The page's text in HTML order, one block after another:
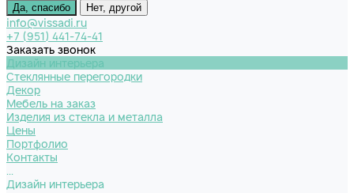
Да, спасибо Нет, другой
info@vissadi.ru
+7 (951) 441-74-41
Заказать звонок
Дизайн интерьера
Стеклянные перегородки
Декор
Мебель на заказ
Изделия из стекла и металла
Цены
Портфолио
Контакты
...
Дизайн интерьера